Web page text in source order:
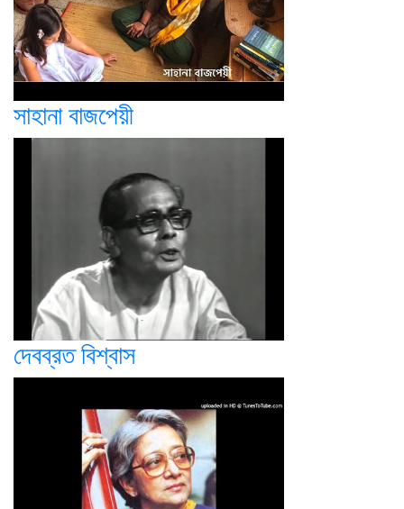
সাহানা বাজপেয়ী
দেবব্রত বিশ্বাস